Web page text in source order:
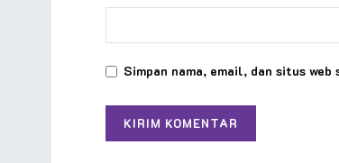
Simpan nama, email, dan situs